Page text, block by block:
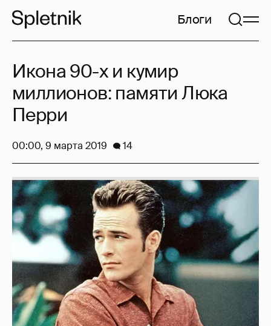
Блоги
Икона 90-х и кумир
миллионов: памяти Люка
Перри
00:00, 9 марта 2019 14